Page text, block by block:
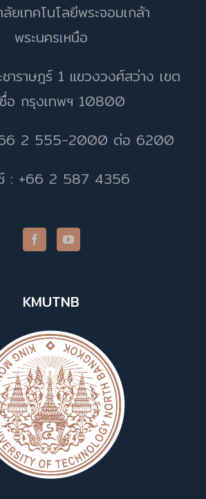
ยเทคโนโลยีพระจอมเกล้า
พระนครเหนือ
าราษฎร์ 1 แขวงวงศ์สว่าง เขต
อ กรุงเทพฯ 10800
2 555-2000 ต่อ 6200
: +66 2 587 4356
KMUTNB